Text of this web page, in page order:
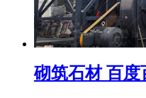
砌筑石材 百度